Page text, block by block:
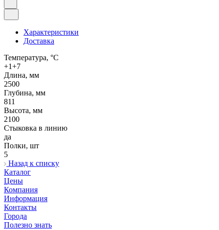
Характеристики
Доставка
Температура, °C
+1+7
Длина, мм
2500
Глубина, мм
811
Высота, мм
2100
Стыковка в линию
да
Полки, шт
5
Назад к списку
Каталог
Цены
Компания
Информация
Контакты
Города
Полезно знать